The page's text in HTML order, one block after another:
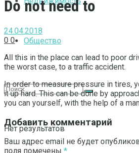
Общество
Нет результатов
Do not need to
24.04.2018
0 0
All this in the place can lead to poor
the worst case, to a traffic accident.
In order to measure pressure in tires,
it up hard. This can be done by
you can yourself, with the help of a
Добавить комментарий
Ваш адрес email не будет
поля помечены *